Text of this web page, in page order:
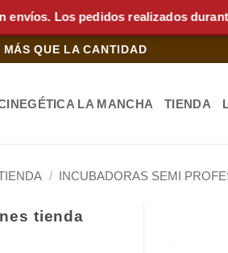
Los pedidos realizados durante
QUE LA CANTIDAD
LA MANCHA TIENDA
/ INCUBADORAS SEMI
tienda